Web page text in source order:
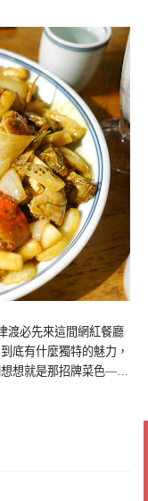
必先來這間網紅餐廳
底有什麼獨特的魅力，
想就是那招牌菜色—…